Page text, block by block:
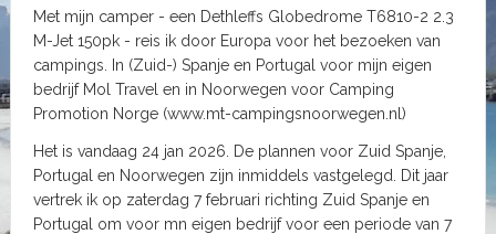
Met mijn camper - een Dethleffs Globedrome T6810-2 2.3
M-Jet 150pk - reis ik door Europa voor het bezoeken van
campings. In (Zuid-) Spanje en Portugal voor mijn eigen
bedrijf Mol Travel en in Noorwegen voor Camping
Promotion Norge (www.mt-campingsnoorwegen.nl)
Het is vandaag 24 jan 2026. De plannen voor Zuid Spanje,
Portugal en Noorwegen zijn inmiddels vastgelegd. Dit jaar
vertrek ik op zaterdag 7 februari richting Zuid Spanje en
Portugal om voor mn eigen bedrijf voor een periode van 7